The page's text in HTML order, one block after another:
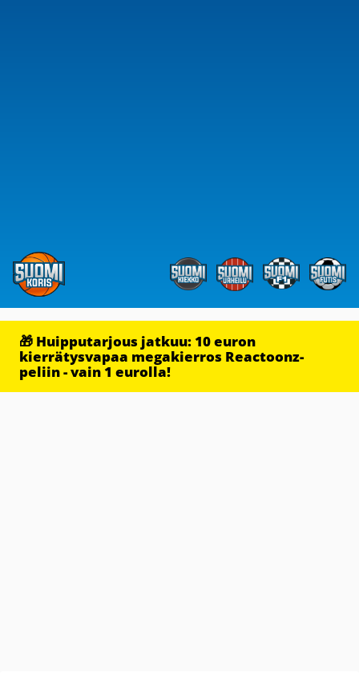
🎁 Huipputarjous jatkuu: 10 euron
kierrätysvapaa megakierros Reactoonz-
peliin - vain 1 eurolla!